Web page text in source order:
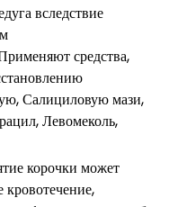
вследствие
средства,
Салициловую мази,
Левомеколь,
корочки может
кровотечение,